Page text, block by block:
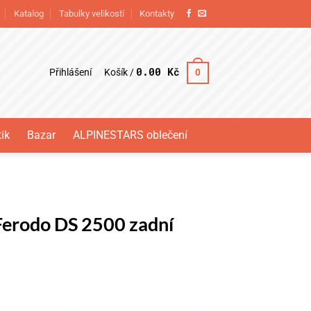
Katalog Tabulky velikostí Kontakty
Přihlášení Košík / 0.00 Kč 0
Bazar ALPINESTARS oblečení
DS 2500 zadní